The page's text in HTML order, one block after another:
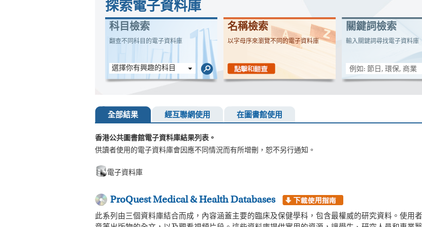
探索電子資料庫
科目檢索
翻查不同科目的電子資料庫
選擇你有興趣的科目
名稱檢索
以字母序來瀏覽不同的電子資料庫
關鍵詞檢索
輸入關鍵詞尋找電子資料庫
全部結果 經互聯網使用 在圖書館使用
香港公共圖書館電子資料庫結果列表。
供讀者使用的電子資料庫會因應不同情況而有所增刪，恕不另行通知。
電子資料庫
ProQuest Medical & Health Databases
此系列由三個資料庫結合而成，內容涵蓋主要的臨床及保健學科，包含最權威的研究資料。使用